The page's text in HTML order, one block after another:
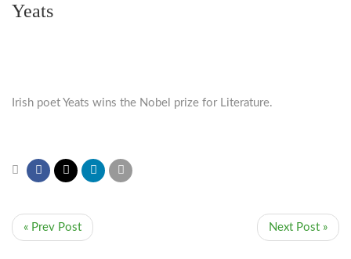
Yeats
Irish poet Yeats wins the Nobel prize for Literature.
« Prev Post Next Post »